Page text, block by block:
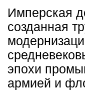
Имперская
созданная
эпохи
армией и